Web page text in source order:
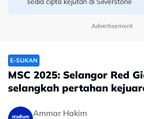
Advertisement
E-SUKAN
MSC 2025: Selangor Red
selangkah pertahan
Ammar Hakim